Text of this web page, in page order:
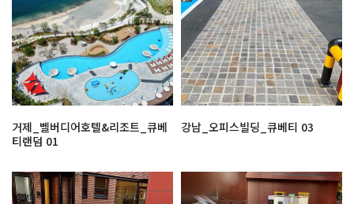
거제_벨버디어호텔&리조트_큐베
티랜덤 01
강남_오피스빌딩_큐베티 03